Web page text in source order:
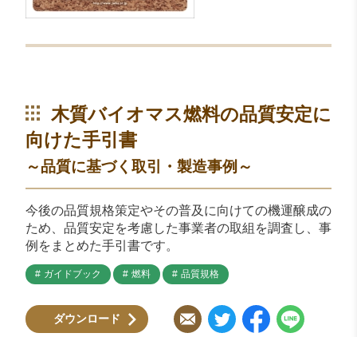
木質バイオマス燃料の品質安定に
向けた手引書
～品質に基づく取引・製造事例～
今後の品質規格策定やその普及に向けての機運醸成の
ため、品質安定を考慮した事業者の取組を調査し、事
例をまとめた手引書です。
ガイドブック 燃料 品質規格
ダウンロード